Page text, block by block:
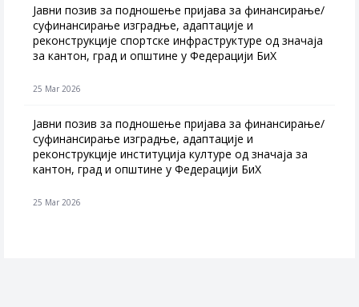
Jавни позив за подношење пријава за финансирање/
суфинансирање изградње, адаптације и
реконструкције спортске инфраструктуре од значаја
за кантон, град и општине у Федерацији БиХ
25 Mar 2026
Јавни позив за подношење пријава за финансирање/
суфинансирање изградње, адаптације и
реконструкције институција културе од значаја за
кантон, град и општине у Федерацији БиХ
25 Mar 2026